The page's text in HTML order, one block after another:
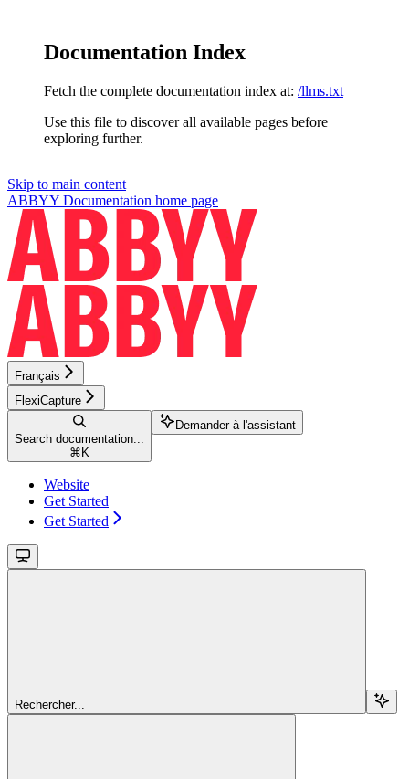
Documentation Index
Fetch the complete documentation index at: /llms.txt
Use this file to discover all available pages before
exploring further.
Skip to main content
ABBYY Documentation home page
Français
FlexiCapture
Search documentation...
⌘ K
Demander à l'assistant
Website
Get Started
Get Started
Rechercher...